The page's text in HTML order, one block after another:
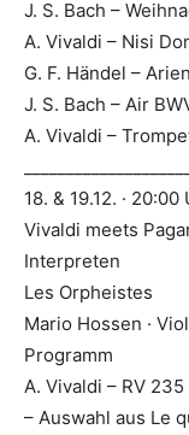
J. S. Bach –
A. Vivaldi – Nisi
G. F. Händel –
J. S. Bach – Air
A. Vivaldi –
18. & 19.12. · 20:00
Vivaldi meets
Interpreten
Les Orpheistes
Mario Hossen ·
Programm
A. Vivaldi – RV 235
– Auswahl aus Le